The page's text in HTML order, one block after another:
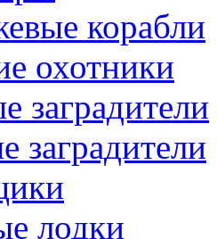
корабли
охотники
заградители
заградители
лодки